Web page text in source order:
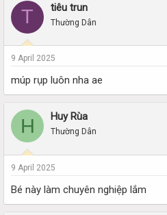
T tiêu trun
Thường Dân
9 April 2025
múp rụp luôn nha ae
H Huy Rùa
Thường Dân
9 April 2025
Bé này làm chuyên nghiệp lắm